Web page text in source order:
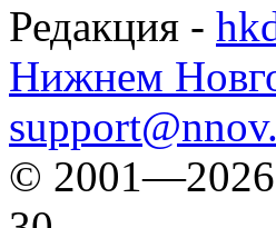
Редакция -
Нижнем
© 2001—2026